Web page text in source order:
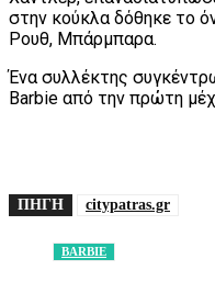
στην κούκλα δόθηκε το
Ρουθ, Μπάρμπαρα.
Ένα συλλέκτης
Barbie από την πρώτη
ΠΗΓΗ citypatras.gr
BARBIE